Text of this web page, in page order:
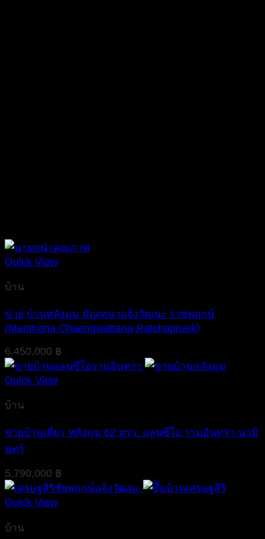
Quick View
บ้าน
ขาย บ้านหลังมุม มัณฑนาแจ้งวัฒนะ ราชพฤกษ์
(Manthana Chaengwattana Ratchapruek)
6,450,000 ฿
Quick View
บ้าน
ขายบ้านเดี่ยว หลังมุม 62 ตรว. แลนซีโอ รามอินทรา-นวมิ
นทร์
5,790,000 ฿
Quick View
บ้าน